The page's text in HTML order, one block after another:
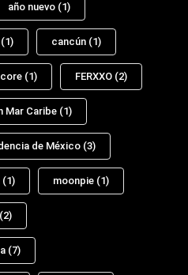
año nuevo (1)
(1) cancún (1)
(1) FERXXO (2)
Mar Caribe (1)
de México (3)
(1) moonpie (1)
(2)
(7)